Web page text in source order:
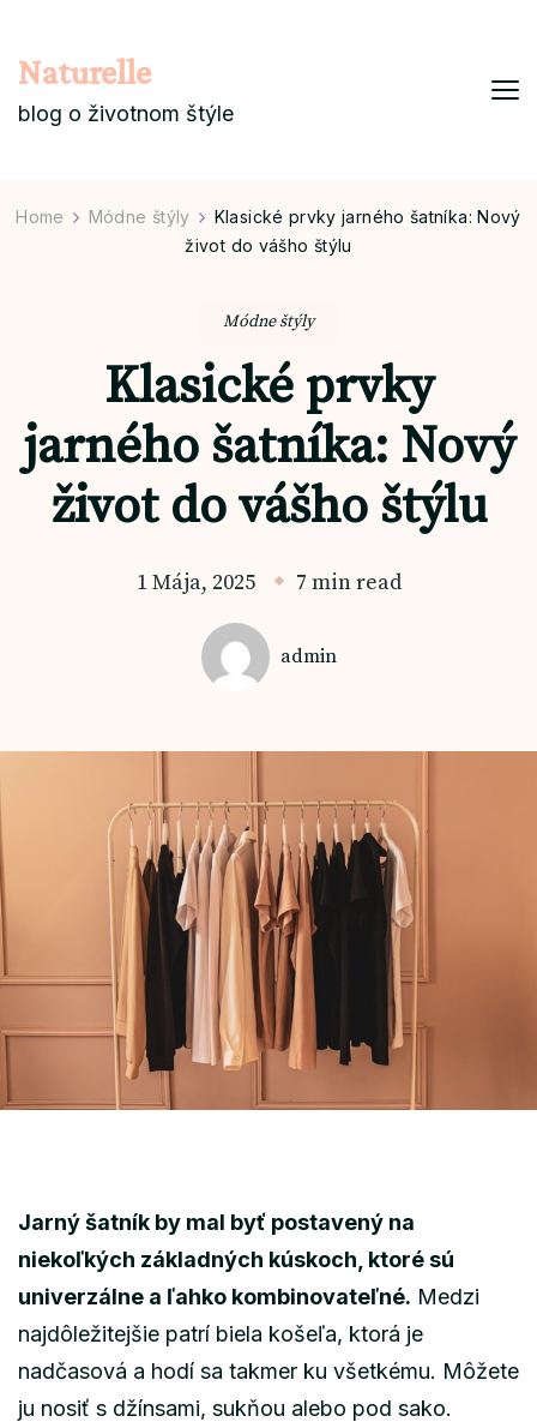
Naturelle
blog o životnom štýle
Home Módne štýly
Klasické prvky jarného šatníka: Nový
život do vášho štýlu
Módne štýly
Klasické prvky
jarného šatníka: Nový
život do vášho štýlu
1 Mája, 2025 7 min read
admin
Jarný šatník by mal byť postavený na
niekoľkých základných kúskoch, ktoré sú
univerzálne a ľahko kombinovateľné. Medzi
najdôležitejšie patrí biela košeľa, ktorá je
nadčasová a hodí sa takmer ku všetkému. Môžete
ju nosiť s džínsami, sukňou alebo pod sako.